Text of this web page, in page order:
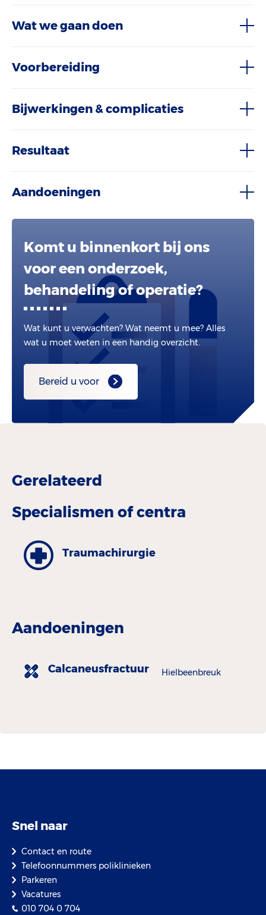
Wat we gaan doen
Voorbereiding
Bijwerkingen & complicaties
Resultaat
Aandoeningen
Komt u binnenkort bij ons
voor een onderzoek,
behandeling of operatie?
Wat kunt u verwachten? Wat neemt u mee? Alles
wat u moet weten in een handig overzicht.
Bereid u voor
Gerelateerd
Specialismen of centra
Traumachirurgie
Aandoeningen
Calcaneusfractuur Hielbeenbreuk
Snel naar
Contact en route
Telefoonnummers poliklinieken
Parkeren
Vacatures
010 704 0 704